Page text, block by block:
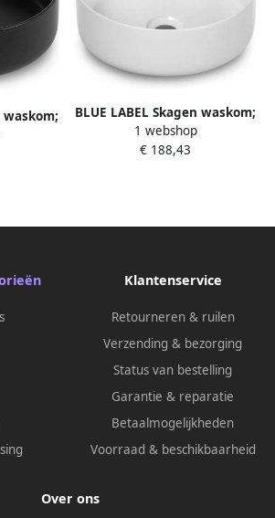
waskom;
BLUE LABEL Skagen waskom;
keramiek; alle zijkanten
geglazuurd; zonder overloop;
1 webshop
€ 188,43
Klantenservice
Retourneren & ruilen
Verzending & bezorging
Status van bestelling
Garantie & reparatie
Betaalmogelijkheden
Voorraad & beschikbaarheid
Over ons